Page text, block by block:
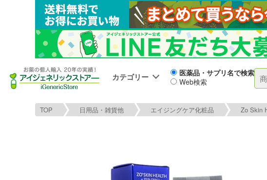
カテゴリー
医薬品・サプリ名で検索
Web検索
TOP 日用品・雑貨他 エイジングケア化粧品 Zo Skin